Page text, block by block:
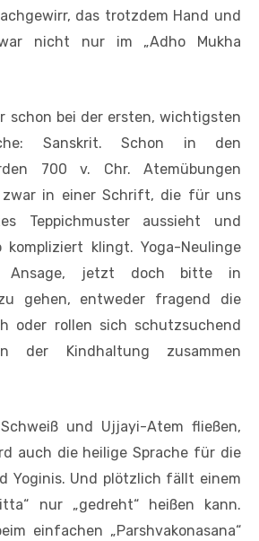
das trotzdem Hand und
nicht nur im „Adho Mukha
schon bei der ersten, wichtigsten
Sanskrit. Schon in den
700 v. Chr. Atemübungen
zwar in einer Schrift, die für uns
Teppichmuster aussieht und
kompliziert klingt. Yoga-Neulinge
Ansage, jetzt doch bitte in
zu gehen, entweder fragend die
oder rollen sich schutzsuchend
Kindhaltung zusammen
und Ujjayi-Atem fließen,
auch die heilige Sprache für die
Yoginis. Und plötzlich fällt einem
nur „gedreht“ heißen kann.
einfachen „Parshvakonasana“